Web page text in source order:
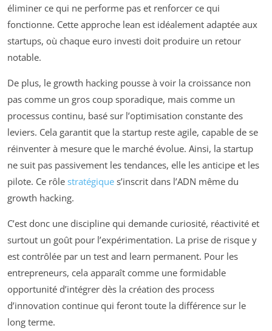
éliminer ce qui ne performe pas et renforcer ce qui
fonctionne. Cette approche lean est idéalement adaptée aux
startups, où chaque euro investi doit produire un retour
notable.
De plus, le growth hacking pousse à voir la croissance non
pas comme un gros coup sporadique, mais comme un
processus continu, basé sur l’optimisation constante des
leviers. Cela garantit que la startup reste agile, capable de se
réinventer à mesure que le marché évolue. Ainsi, la startup
ne suit pas passivement les tendances, elle les anticipe et les
pilote. Ce rôle stratégique s’inscrit dans l’ADN même du
growth hacking.
C’est donc une discipline qui demande curiosité, réactivité et
surtout un goût pour l’expérimentation. La prise de risque y
est contrôlée par un test and learn permanent. Pour les
entrepreneurs, cela apparaît comme une formidable
opportunité d’intégrer dès la création des process
d’innovation continue qui feront toute la différence sur le
long terme.